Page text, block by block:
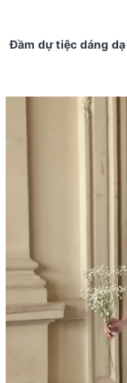
Đầm dự tiệc dáng